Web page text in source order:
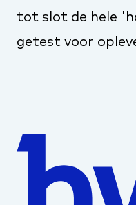
tot slot de hele
getest voor